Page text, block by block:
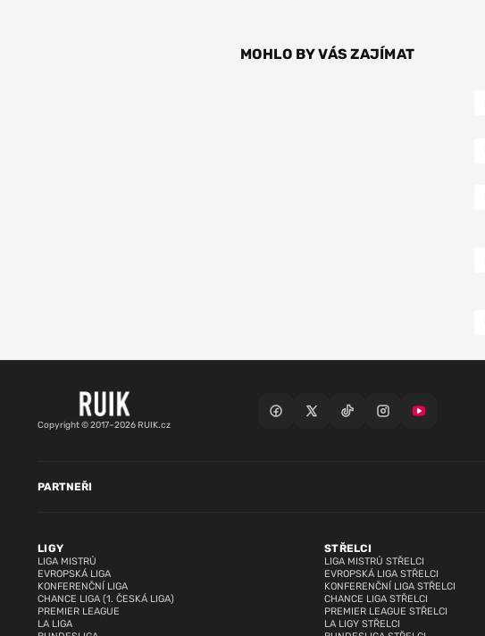
MOHLO BY VÁS ZAJÍMAT
Copyright © 2017–2026 RUIK.cz
LIGY
LIGA MISTRŮ
EVROPSKÁ LIGA
KONFERENČNÍ LIGA
CHANCE LIGA (1. ČESKÁ LIGA)
PREMIER LEAGUE
LA LIGA
STŘELCI
LIGA MISTRŮ STŘELCI
EVROPSKÁ LIGA STŘELCI
KONFERENČNÍ LIGA STŘELCI
CHANCE LIGA STŘELCI
PREMIER LEAGUE STŘELCI
LA LIGY STŘELCI
PARTNEŘI